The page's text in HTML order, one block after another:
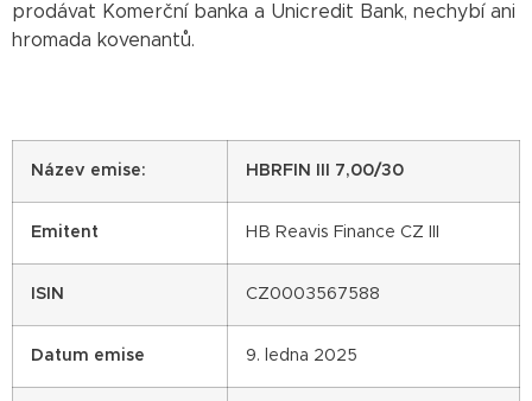
prodávat Komerční banka a Unicredit Bank, nechybí ani
hromada kovenantů.
Název emise: HBRFIN III 7,00/30
Emitent HB Reavis Finance CZ III
ISIN CZ0003567588
Datum emise 9. ledna 2025